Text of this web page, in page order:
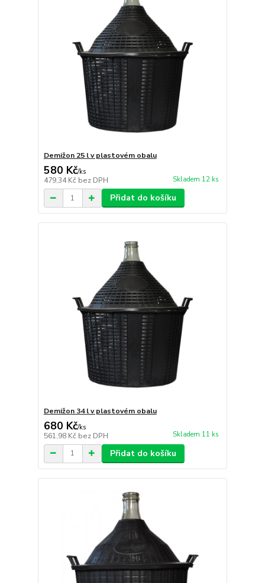
Demižon 25 l v plastovém obalu
580 Kč/ks
479,34 Kč bez DPH Skladem 12 ks
Přidat do košíku
Demižon 34 l v plastovém obalu
680 Kč/ks
561,98 Kč bez DPH Skladem 11 ks
Přidat do košíku